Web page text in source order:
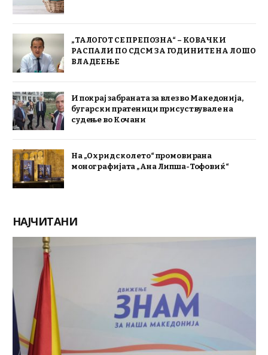
„ТАЛОГОТ СЕ ПРЕПОЗНА“ – КОВАЧКИ
РАСПАЛИ ПО СДСМ ЗА ГОДИНИТЕ НА ЛОШО
ВЛАДЕЕЊЕ
И покрај забраната за влез во Македонија,
бугарски пратеници присуствувале на
судење во Кочани
На „Охридско лето“ промовирана
монографијата „Ана Липша-Тофовиќ“
НАЈЧИТАНИ